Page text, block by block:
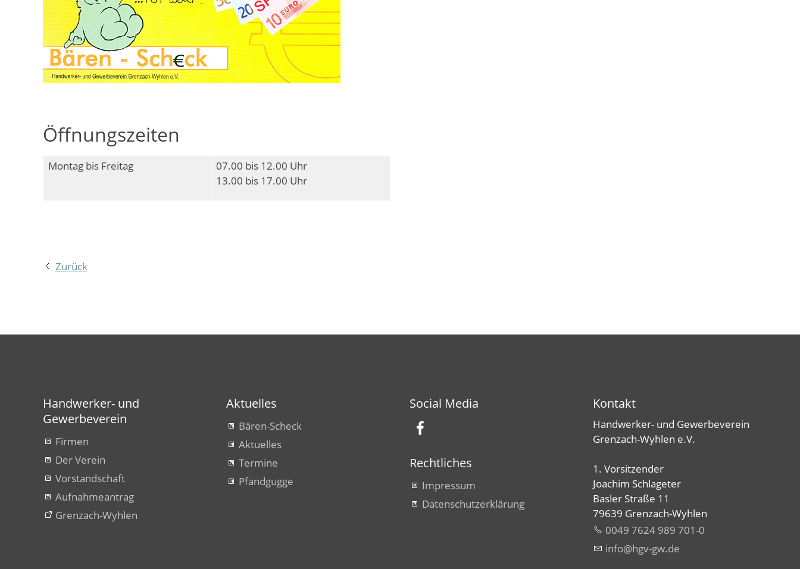
Öffnungszeiten
Montag bis Freitag
07.00 bis 12.00 Uhr
13.00 bis 17.00 Uhr
Zurück
Handwerker- und
Gewerbeverein
Firmen
Der Verein
Vorstandschaft
Aufnahmeantrag
Grenzach-Wyhlen
Aktuelles
Bären-Scheck
Aktuelles
Termine
Pfandgugge
Social Media
Rechtliches
Impressum
Datenschutzerklärung
Kontakt
Handwerker- und Gewerbeverein
Grenzach-Wyhlen e.V.
1. Vorsitzender
Joachim Schlageter
Basler Straße 11
79639 Grenzach-Wyhlen
0049 7624 989 701-0
nf
hgv-gw d